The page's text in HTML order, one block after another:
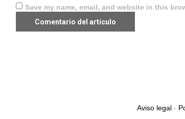
Save my name, email, and website in this
Aviso legal·